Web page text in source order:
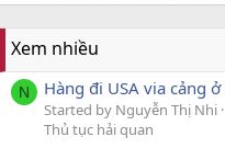
Xem nhiều
N Hàng đi USA via cảng
Started by Nguyễn Thị Nhi
Thủ tục hải quan